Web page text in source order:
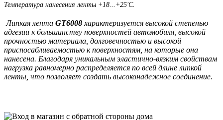
Температура нанесения ленты +18...+25'C.
Липкая лента GT6008 характеризуется высокой степенью
адгезии к большинству поверхностей автомобиля, высокой
прочностью материала, долговечностью и высокой
приспосабливаемостью кповерхностям, на которые она
нанесена. Благодаря уникальным эластично-вязким свойствам
нагрузка равномерно распределяется по всей длине липкой
ленты, что позволяет создать высоконадежное соединение.